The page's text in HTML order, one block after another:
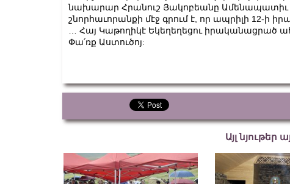
նախարար Հրանուշ Յակոբեանը Ամենապատիւ
շնորհաւորանքի մէջ գրում է, որ ապրիլի 12-ի
… Հայ Կաթողիկէ Եկեղեղեցու իրականացրած
Փա՛ռք Աստուծոյ:
Այլ նյութեր